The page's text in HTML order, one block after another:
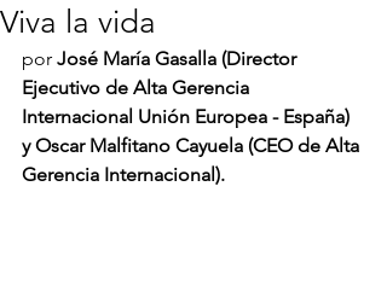
Viva la vida
por José María Gasalla (Director
Ejecutivo de Alta Gerencia
Internacional Unión Europea - España)
y Oscar Malfitano Cayuela (CEO de Alta
Gerencia Internacional).